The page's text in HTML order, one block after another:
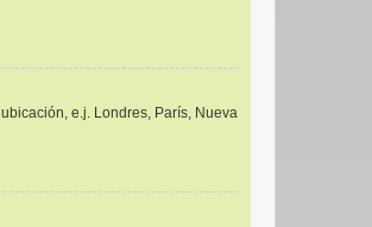
e.j. Londres, París, Nueva